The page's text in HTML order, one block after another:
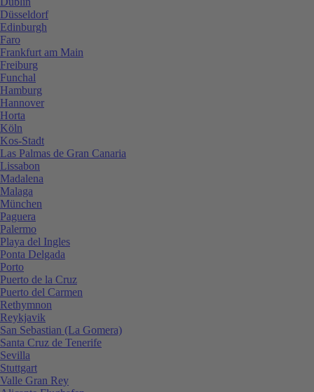
Düsseldorf
Edinburgh
Faro
Frankfurt am Main
Freiburg
Funchal
Hamburg
Hannover
Horta
Köln
Kos-Stadt
Las Palmas de Gran Canaria
Lissabon
Madalena
Malaga
München
Paguera
Palermo
Playa del Ingles
Ponta Delgada
Porto
Puerto de la Cruz
Puerto del Carmen
Rethymnon
Reykjavik
San Sebastian (La Gomera)
Santa Cruz de Tenerife
Sevilla
Stuttgart
Valle Gran Rey